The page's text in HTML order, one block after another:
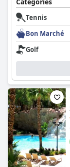
Tennis
Bon Marché
Golf